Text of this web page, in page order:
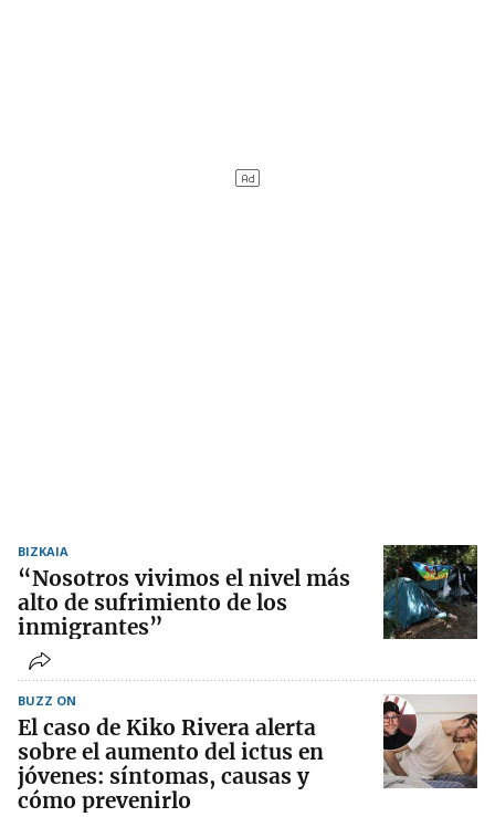
BIZKAIA
“Nosotros vivimos el nivel más
alto de sufrimiento de los
inmigrantes”
BUZZ ON
El caso de Kiko Rivera alerta
sobre el aumento del ictus en
jóvenes: síntomas, causas y
cómo prevenirlo